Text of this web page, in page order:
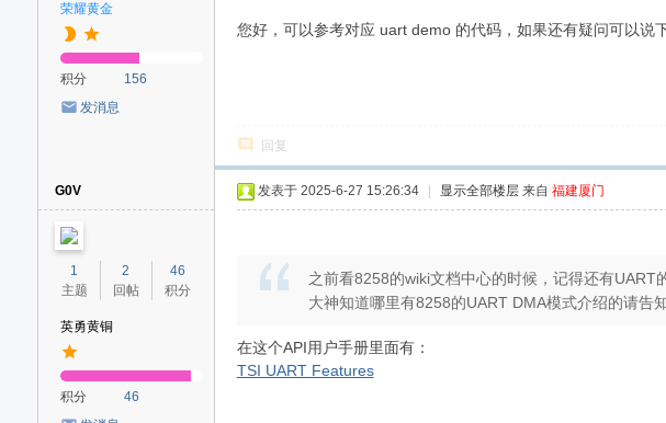
荣耀黄金
积分
156
发消息
您好，可以参考对应 uart demo 的代码，如果还有疑问可以说
回复
G0V
1
主题
2
回帖
46
积分
英勇黄铜
积分
46
发表于 2025-6-27 15:26:34 显示全部楼层来自 福建厦门
之前看8258的wiki文档中心的时候，记得还有
大神知道哪里有8258的UART DMA模式介绍的请告
在这个API用户手册里面有：
TSI UART Features